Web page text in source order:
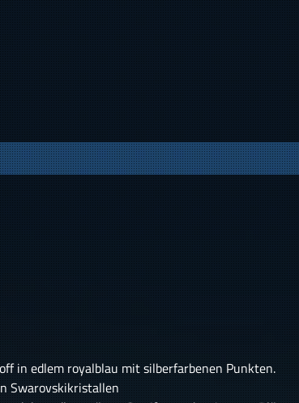
in edlem royalblau mit silberfarbenen Punkten.
Swarovskikristallen